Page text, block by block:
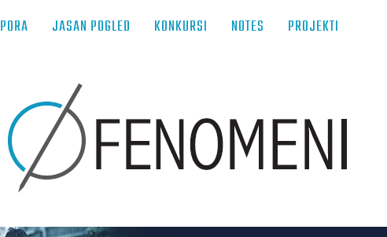
JASAN POGLED KONKURSI NOTES PROJEKTI